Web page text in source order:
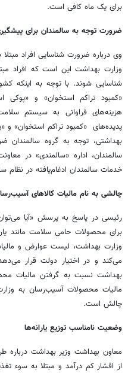
برای یک ماه کافی است.
ضرورت توجه به سالمندان برای
شناسایی شوند. با توجه به اینکه
«کمبود تراکم استخوان» و «پوکی
هزینه‌های فراوانی به سیستم
پدیده‌های «کمبود تراکم استخوان»
بهداشتی، توجه به گروه
سالمندان، اداره «سالمندی» در
خدمات سالمندان ادغام‌یافته در نظام
چالشی به نام مالیات کالاهای
رئیسی در پاسخ به پرسش «آیا
برای محصولات حامی سلامت مانند
وزارت بهداشت، لیست عوارض و
می‌کند و در اختیار دولت قرار
بهداشت نسبت به گرفتن مالیات
مالیات محصولات آسیب‌رسان به
چالش است.
وضعیت نامناسب توزیع یارانه‌ها
معاون بهداشت وزیر بهداشت
از اقشار کم درآمد و مبتلا به سوء